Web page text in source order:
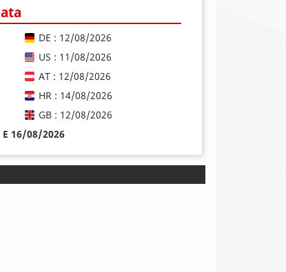
DE : 12/08/2026
US : 11/08/2026
AT : 12/08/2026
HR : 14/08/2026
GB : 12/08/2026
16/08/2026